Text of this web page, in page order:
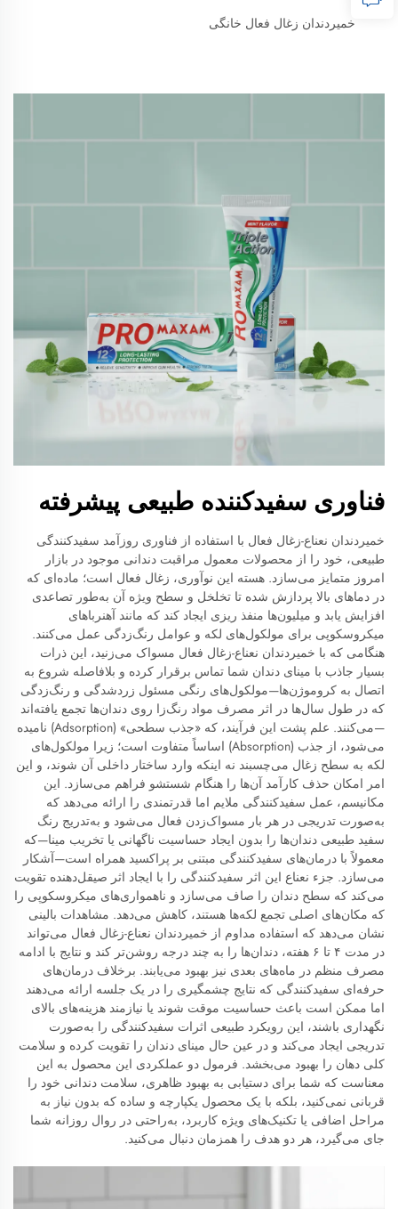
خمیردندان زغال فعال خانگی
فناوری سفیدکننده طبیعی پیشرفته
خمیردندان نعناع-زغال فعال با استفاده از فناوری روزآمد سفیدکنندگی
طبیعی، خود را از محصولات معمول مراقبت دندانی موجود در بازار
امروز متمایز می‌سازد. هسته این نوآوری، زغال فعال است؛ ماده‌ای که
در دماهای بالا پردازش شده تا تخلخل و سطح ویژه آن به‌طور تصاعدی
افزایش یابد و میلیون‌ها منفذ ریزی ایجاد کند که مانند آهنرباهای
میکروسکوپی برای مولکول‌های لکه و عوامل رنگ‌زدگی عمل می‌کنند.
هنگامی که با خمیردندان نعناع-زغال فعال مسواک می‌زنید، این ذرات
بسیار جاذب با مینای دندان شما تماس برقرار کرده و بلافاصله شروع به
اتصال به کروموژن‌ها—مولکول‌های رنگی مسئول زردشدگی و رنگ‌زدگی
که در طول سال‌ها در اثر مصرف مواد رنگ‌زا روی دندان‌ها تجمع یافته‌اند
—می‌کنند. علم پشت این فرآیند، که «جذب سطحی» (Adsorption) نامیده
می‌شود، از جذب (Absorption) اساساً متفاوت است؛ زیرا مولکول‌های
لکه به سطح زغال می‌چسبند نه اینکه وارد ساختار داخلی آن شوند، و این
امر امکان حذف کارآمد آن‌ها را هنگام شستشو فراهم می‌سازد. این
مکانیسم، عمل سفیدکنندگی ملایم اما قدرتمندی را ارائه می‌دهد که
به‌صورت تدریجی در هر بار مسواک‌زدن فعال می‌شود و به‌تدریج رنگ
سفید طبیعی دندان‌ها را بدون ایجاد حساسیت ناگهانی یا تخریب مینا—که
معمولاً با درمان‌های سفیدکنندگی مبتنی بر پراکسید همراه است—آشکار
می‌سازد. جزء نعناع این اثر سفیدکنندگی را با ایجاد اثر صیقل‌دهنده تقویت
می‌کند که سطح دندان را صاف می‌سازد و ناهمواری‌های میکروسکوپی را
که مکان‌های اصلی تجمع لکه‌ها هستند، کاهش می‌دهد. مشاهدات بالینی
نشان می‌دهد که استفاده مداوم از خمیردندان نعناع-زغال فعال می‌تواند
در مدت ۴ تا ۶ هفته، دندان‌ها را به چند درجه روشن‌تر کند و نتایج با ادامه
مصرف منظم در ماه‌های بعدی نیز بهبود می‌یابند. برخلاف درمان‌های
حرفه‌ای سفیدکنندگی که نتایج چشمگیری را در یک جلسه ارائه می‌دهند
اما ممکن است باعث حساسیت موقت شوند یا نیازمند هزینه‌های بالای
نگهداری باشند، این رویکرد طبیعی اثرات سفیدکنندگی را به‌صورت
تدریجی ایجاد می‌کند و در عین حال مینای دندان را تقویت کرده و سلامت
کلی دهان را بهبود می‌بخشد. فرمول دو عملکردی این محصول به این
معناست که شما برای دستیابی به بهبود ظاهری، سلامت دندانی خود را
قربانی نمی‌کنید، بلکه با یک محصول یکپارچه و ساده که بدون نیاز به
مراحل اضافی یا تکنیک‌های ویژه کاربرد، به‌راحتی در روال روزانه شما
جای می‌گیرد، هر دو هدف را همزمان دنبال می‌کنید.